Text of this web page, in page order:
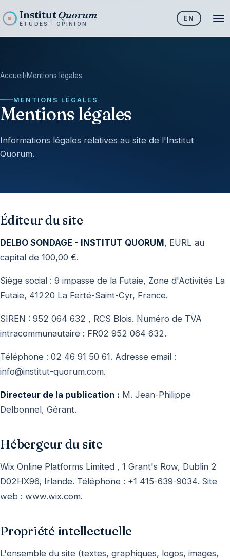
InstitutQuorum
ÉTUDES · OPINION
EN
Accueil /Mentions légales
MENTIONS LÉGALES
Mentions légales
Informations légales relatives au site de l'Institut
Quorum.
Éditeur du site
DELBO SONDAGE - INSTITUT QUORUM, EURL au
capital de 100,00 €.
Siège social : 9 impasse de la Futaie, Zone d'Activités La
Futaie, 41220 La Ferté-Saint-Cyr, France.
SIREN : 952 064 632 , RCS Blois. Numéro de TVA
intracommunautaire : FR02 952 064 632.
Téléphone : 02 46 91 50 61. Adresse email :
info@institut-quorum.com.
Directeur de la publication : M. Jean-Philippe
Delbonnel, Gérant.
Hébergeur du site
Wix Online Platforms Limited , 1 Grant's Row, Dublin 2
D02HX96, Irlande. Téléphone : +1 415-639-9034. Site
web : www.wix.com.
Propriété intellectuelle
L'ensemble du site (textes, graphiques, logos, images,